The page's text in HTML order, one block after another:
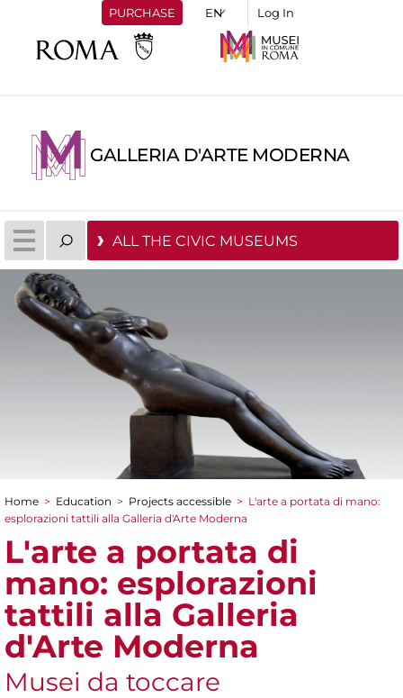
PURCHASE Log In
GALLERIA D'ARTE MODERNA
ALL THE CIVIC MUSEUMS
You are here
Home > Education > Projects accessible > L'arte a portata di mano:
esplorazioni tattili alla Galleria d'Arte Moderna
L'arte a portata di
mano: esplorazioni
tattili alla Galleria
d'Arte Moderna
Musei da toccare